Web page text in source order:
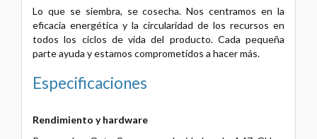
Lo que se siembra, se cosecha. Nos centramos en la
eficacia energética y la circularidad de los recursos en
todos los ciclos de vida del producto. Cada pequeña
parte ayuda y estamos comprometidos a hacer más.
Especificaciones
Rendimiento y hardware